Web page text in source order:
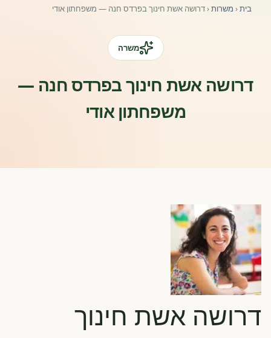
השתלמויות וקורסים לגננות ולצוותי חינוך | גיל הרך 0-6
בית‹ משרות‹דרושה אשת חינוך בפרדס חנה — משפחתון אודי
משרה
דרושה אשת חינוך בפרדס חנה —
משפחתון אודי
דרושה אשת חינוך